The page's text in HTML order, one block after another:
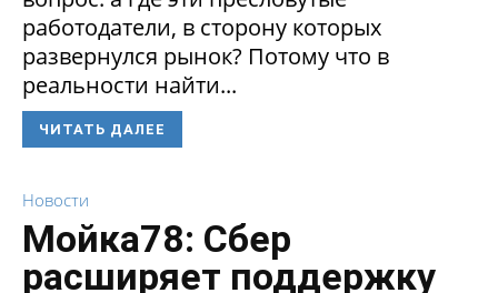
работодатели, в сторону которых
развернулся рынок? Потому что в
реальности найти...
ЧИТАТЬ ДАЛЕЕ
Новости
Мойка78: Сбер
расширяет поддержку